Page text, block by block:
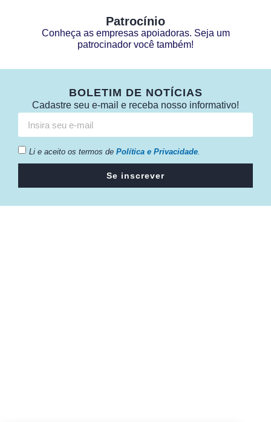
Patrocínio
Conheça as empresas apoiadoras. Seja um
patrocinador você também!
BOLETIM DE NOTÍCIAS
Cadastre seu e-mail e receba nosso informativo!
Li e aceito os termos de Política e Privacidade.
Se inscrever